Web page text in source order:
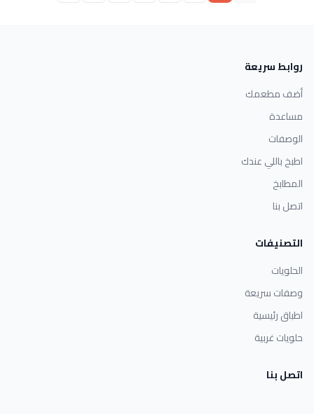
روابط سريعة
أضف مطعمك
مساعدة
الوصفات
اطبخ باللي عندك
المطابخ
اتصل بنا
التصنيفات
الحلويات
وصفات سريعة
اطباق رئيسية
حلويات غربية
اتصل بنا